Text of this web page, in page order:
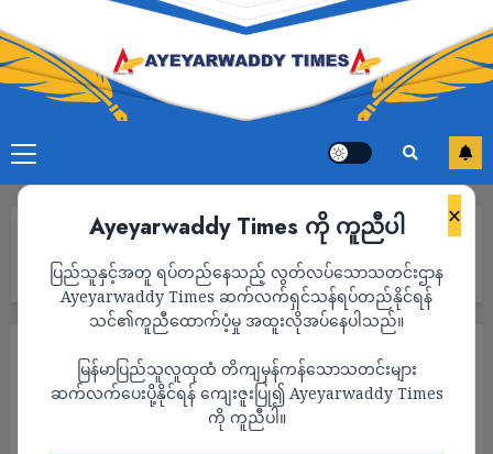
×
Ayeyarwaddy Times ကို ကူညီပါ
ပြည်သူနှင့်အတူ ရပ်တည်နေသည့် လွတ်လပ်သောသတင်းဌာန
Ayeyarwaddy Times ဆက်လက်ရှင်သန်ရပ်တည်နိုင်ရန်
သင်၏ကူညီထောက်ပံ့မှု အထူးလိုအပ်နေပါသည်။
မြန်မာပြည်သူလူထုထံ တိကျမှန်ကန်သောသတင်းများ
ဆက်လက်ပေးပို့နိုင်ရန် ကျေးဇူးပြု၍ Ayeyarwaddy Times
ကို ကူညီပါ။
ကြောင့် အမျိုးသမီးတစ်ဦး သေဆုံးပြီး နေအိမ် ၁၀ လုံးကျော် ပျက်စီး
မင်းတပ်မြို့နယ်တွင် ရွေးတုအစိုးရတပ်၏
လေကြောင်းတိုက်ခိုက်မှုကြောင့် အမျိုးသမီးတစ်